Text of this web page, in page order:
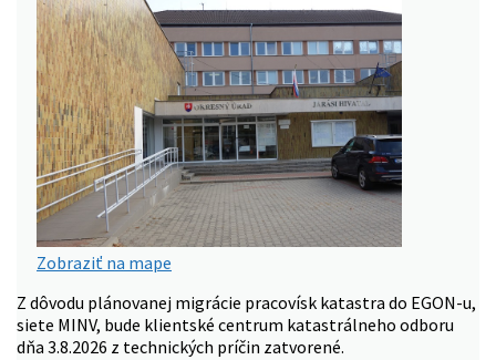
Zobraziť na mape
Z dôvodu plánovanej migrácie pracovísk katastra do EGON-u,
siete MINV, bude klientské centrum katastrálneho odboru
dňa 3.8.2026 z technických príčin zatvorené.